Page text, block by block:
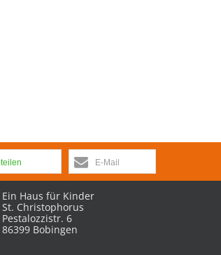
teilen E-Mail
Ein Haus für Kinder
St. Christophorus
Pestalozzistr. 6
86399 Bobingen